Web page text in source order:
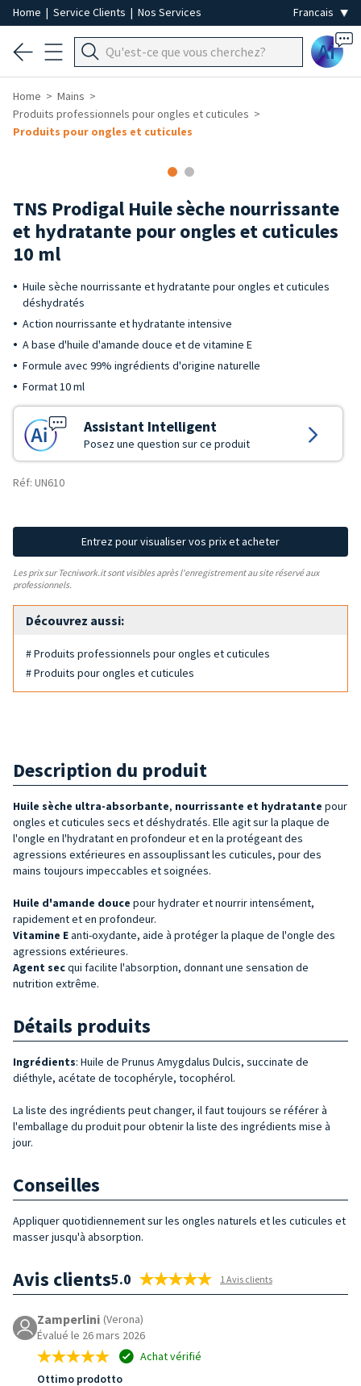
Home | Service Clients | Nos Services
Ai
Home
Mains
Produits professionnels pour ongles et cuticules
Produits pour ongles et cuticules
TNS Prodigal Huile sèche nourrissante
et hydratante pour ongles et cuticules
10 ml
Huile sèche nourrissante et hydratante pour ongles et cuticules
déshydratés
Action nourrissante et hydratante intensive
A base d'huile d'amande douce et de vitamine E
Formule avec 99% ingrédients d'origine naturelle
Format 10 ml
Assistant Intelligent
Posez une question sur ce produit
Réf: UN610
Entrez pour visualiser vos prix et acheter
Les prix sur Tecniwork.it sont visibles après l'enregistrement au site réservé aux
professionnels.
Découvrez aussi:
# Produits professionnels pour ongles et cuticules
# Produits pour ongles et cuticules
Description du produit
Huile sèche ultra-absorbante, nourrissante et hydratante pour
ongles et cuticules secs et déshydratés. Elle agit sur la plaque de
l'ongle en l'hydratant en profondeur et en la protégeant des
agressions extérieures en assouplissant les cuticules, pour des
mains toujours impeccables et soignées.
Huile d'amande douce pour hydrater et nourrir intensément,
rapidement et en profondeur.
Vitamine Eanti-oxydante, aide à protéger la plaque de l'ongle des
agressions extérieures.
Agent secqui facilite l'absorption, donnant une sensation de
nutrition extrême.
Détails produits
Ingrédients: Huile de Prunus Amygdalus Dulcis, succinate de
diéthyle, acétate de tocophéryle, tocophérol.
La liste des ingrédients peut changer, il faut toujours se référer à
l'emballage du produit pour obtenir la liste des ingrédients mise à
jour.
Conseilles
Appliquer quotidiennement sur les ongles naturels et les cuticules et
masser jusqu'à absorption.
Avis clients5.0 1 Avis clients
Zamperlini (Verona)
Évalué le 26 mars 2026
Achat vérifié
Ottimo prodotto